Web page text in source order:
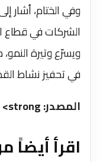
وفي الختام، أشار
الشركات في قطاع
ويسرّع وتيرة
في تحفيز نشاط
المصدر: strong>
اقرأ أيضاً